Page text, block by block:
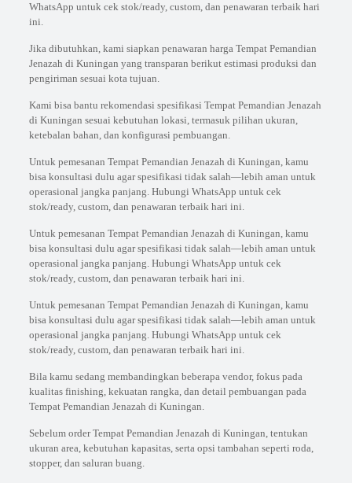
WhatsApp untuk cek stok/ready, custom, dan penawaran terbaik hari
ini.
Jika dibutuhkan, kami siapkan penawaran harga Tempat Pemandian
Jenazah di Kuningan yang transparan berikut estimasi produksi dan
pengiriman sesuai kota tujuan.
Kami bisa bantu rekomendasi spesifikasi Tempat Pemandian Jenazah
di Kuningan sesuai kebutuhan lokasi, termasuk pilihan ukuran,
ketebalan bahan, dan konfigurasi pembuangan.
Untuk pemesanan Tempat Pemandian Jenazah di Kuningan, kamu
bisa konsultasi dulu agar spesifikasi tidak salah—lebih aman untuk
operasional jangka panjang. Hubungi WhatsApp untuk cek
stok/ready, custom, dan penawaran terbaik hari ini.
Untuk pemesanan Tempat Pemandian Jenazah di Kuningan, kamu
bisa konsultasi dulu agar spesifikasi tidak salah—lebih aman untuk
operasional jangka panjang. Hubungi WhatsApp untuk cek
stok/ready, custom, dan penawaran terbaik hari ini.
Untuk pemesanan Tempat Pemandian Jenazah di Kuningan, kamu
bisa konsultasi dulu agar spesifikasi tidak salah—lebih aman untuk
operasional jangka panjang. Hubungi WhatsApp untuk cek
stok/ready, custom, dan penawaran terbaik hari ini.
Bila kamu sedang membandingkan beberapa vendor, fokus pada
kualitas finishing, kekuatan rangka, dan detail pembuangan pada
Tempat Pemandian Jenazah di Kuningan.
Sebelum order Tempat Pemandian Jenazah di Kuningan, tentukan
ukuran area, kebutuhan kapasitas, serta opsi tambahan seperti roda,
stopper, dan saluran buang.